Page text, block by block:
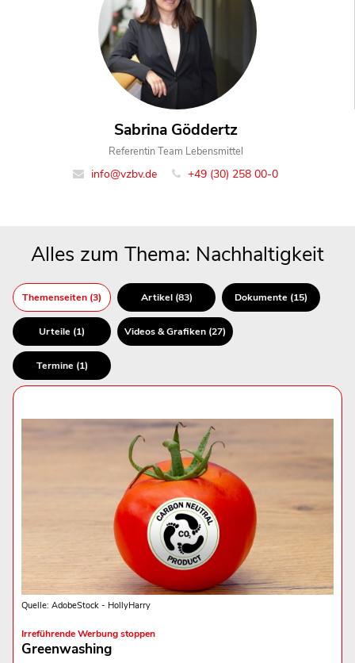
Sabrina Göddertz
Referentin Team Lebensmittel
info@vzbv.de +49 (30) 258 00-0
Alles zum Thema: Nachhaltigkeit
Themenseiten (3) Artikel (83) Dokumente (15)
Urteile (1) Videos & Grafiken (27)
Termine (1)
Quelle: AdobeStock - HollyHarry
Irreführende Werbung stoppen
Greenwashing